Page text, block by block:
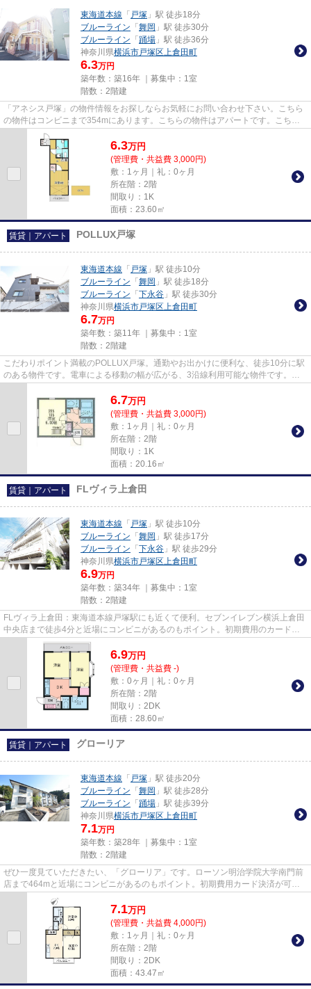
東海道本線 「 戸塚 」駅 徒歩18分
ブルーライン 「 舞岡 」駅 徒歩30分
ブルーライン 「 踊場 」駅 徒歩36分
神奈川県横浜市戸塚区上倉田町
6.3万円
築年数：築16年 ｜募集中： 1室
階数：2階建
「アネシス戸塚」の物件情報をお探しならお気軽にお問い合わせ下さい。こちら
の物件はコンビニまで354mにあります。こちらの物件はアパートです。こちら
では、横浜市戸塚区にある物件...
6.3万円
(管理費・共益費 3,000円)
敷：1ヶ月｜礼：0ヶ月
所在階：2階
間取り：1K
面積：23.60㎡
賃貸｜アパート POLLUX戸塚
東海道本線 「 戸塚 」駅 徒歩10分
ブルーライン 「 舞岡 」駅 徒歩18分
ブルーライン 「 下永谷 」駅 徒歩30分
神奈川県横浜市戸塚区上倉田町
6.7万円
築年数：築11年 ｜募集中： 1室
階数：2階建
こだわりポイント満載のPOLLUX戸塚。通勤やお出かけに便利な、徒歩10分に駅
のある物件です。電車による移動の幅が広がる、3沿線利用可能な物件です。使
6.7万円
(管理費・共益費 3,000円)
敷：1ヶ月｜礼：0ヶ月
所在階：2階
間取り：1K
面積：20.16㎡
賃貸｜アパート FLヴィラ上倉田
東海道本線 「 戸塚 」駅 徒歩10分
ブルーライン 「 舞岡 」駅 徒歩17分
ブルーライン 「 下永谷 」駅 徒歩29分
神奈川県横浜市戸塚区上倉田町
6.9万円
築年数：築34年 ｜募集中： 1室
階数：2階建
FLヴィラ上倉田：東海道本線戸塚駅にも近くて便利。セブンイレブン横浜上倉田
中央店まで徒歩4分と近場にコンビニがあるのもポイント。初期費用のカード決
済ができます。3沿線利用可能...
6.9万円
(管理費・共益費 -)
敷：0ヶ月｜礼：0ヶ月
所在階：2階
間取り：2DK
面積：28.60㎡
賃貸｜アパート グローリア
東海道本線 「 戸塚 」駅 徒歩20分
ブルーライン 「 舞岡 」駅 徒歩28分
ブルーライン 「 踊場 」駅 徒歩39分
神奈川県横浜市戸塚区上倉田町
7.1万円
築年数：築28年 ｜募集中： 1室
階数：2階建
ぜひ一度見ていただきたい、「グローリア」です。ローソン明治学院大学南門前
店まで464mと近場にコンビニがあるのもポイント。初期費用カード決済が可能
です。周辺環境が整っているこ...
7.1万円
(管理費・共益費 4,000円)
敷：1ヶ月｜礼：0ヶ月
所在階：2階
間取り：2DK
面積：43.47㎡